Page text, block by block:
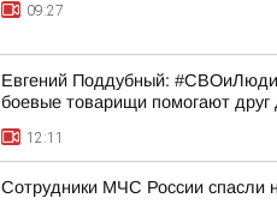
09:27
Евгений Поддубный: #СВОиЛюди.
боевые товарищи помогают друг
12:11
Сотрудники МЧС России спасли